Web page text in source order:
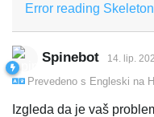
Error reading
Spinebot 14. lip.
Prevedeno s Engleski na
Izgleda da je vaš